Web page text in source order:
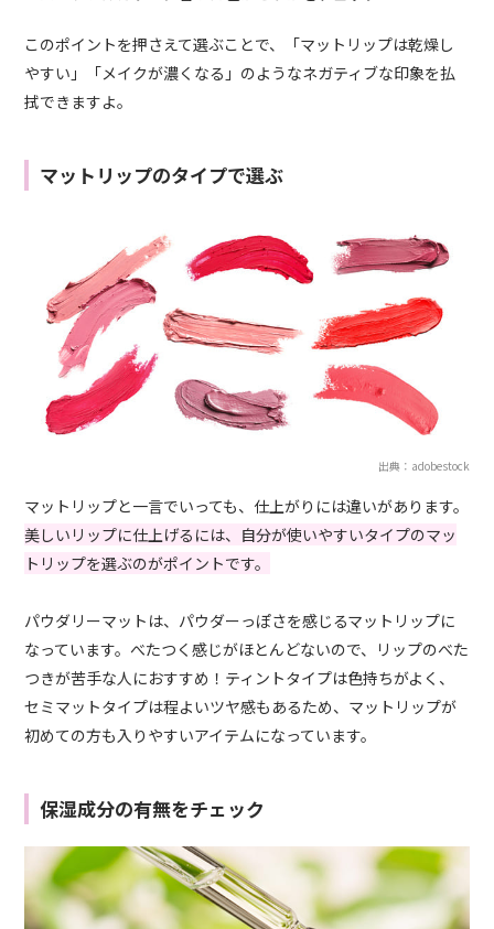
このポイントを押さえて選ぶことで、「マットリップは乾燥し
やすい」「メイクが濃くなる」のようなネガティブな印象を払
拭できますよ。
マットリップのタイプで選ぶ
出典：adobestock
マットリップと一言でいっても、仕上がりには違いがあります。
美しいリップに仕上げるには、自分が使いやすいタイプのマッ
トリップを選ぶのがポイントです。
パウダリーマットは、パウダーっぽさを感じるマットリップに
なっています。べたつく感じがほとんどないので、リップのべた
つきが苦手な人におすすめ！ティントタイプは色持ちがよく、
セミマットタイプは程よいツヤ感もあるため、マットリップが
初めての方も入りやすいアイテムになっています。
保湿成分の有無をチェック